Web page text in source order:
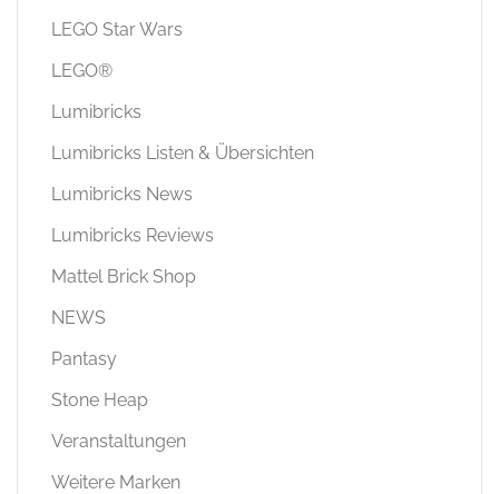
LEGO Star Wars
LEGO®
Lumibricks
Lumibricks Listen & Übersichten
Lumibricks News
Lumibricks Reviews
Mattel Brick Shop
NEWS
Pantasy
Stone Heap
Veranstaltungen
Weitere Marken